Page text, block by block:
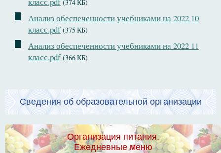
(374 КБ)
Анализ обеспеченности учебниками на 2022 10
класс.pdf (375 КБ)
Анализ обеспеченности учебниками на 2022 11
класс.pdf (366 КБ)
Сведения об образовательной организации
Организация питания.
Ежедневные меню